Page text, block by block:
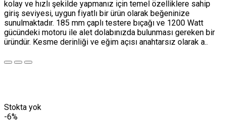
kolay ve hızlı şekilde yapmanız için temel özelliklere sahip
giriş seviyesi, uygun fiyatlı bir ürün olarak beğeninize
sunulmaktadır. 185 mm çaplı testere bıçağı ve 1200 Watt
gücündeki motoru ile alet dolabınızda bulunması gereken bir
üründür. Kesme derinliği ve eğim açısı anahtarsız olarak a..
Stokta yok
-6%